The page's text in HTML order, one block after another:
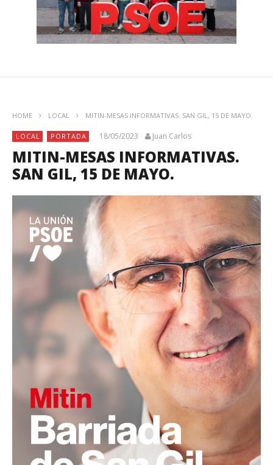
HOME LOCAL MITIN-MESAS INFORMATIVAS. SAN GIL, 15 DE MAYO.
LOCAL PORTADA 18/05/2023 Juan Carlos
MITIN-MESAS INFORMATIVAS.
SAN GIL, 15 DE MAYO.